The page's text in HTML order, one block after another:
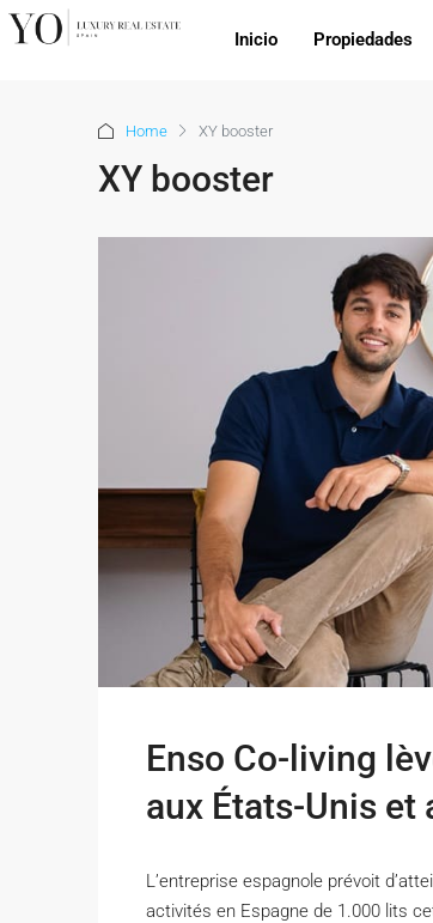
Inicio Propiedades
Home XY booster
XY booster
Enso Co-living
aux États-Unis et
L’entreprise espagnole prévoit
activités en Espagne de 1.000 lits